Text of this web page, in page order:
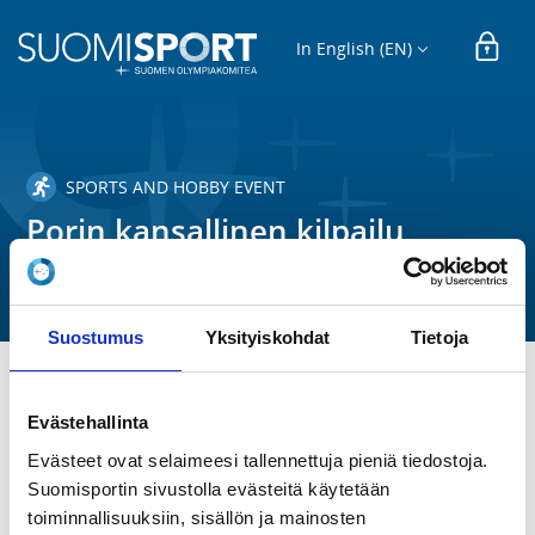
Suostumus Yksityiskohdat Tietoja
Evästehallinta
Evästeet ovat selaimeesi tallennettuja pieniä tiedostoja.
Suomisportin sivustolla evästeitä käytetään
toiminnallisuuksiin, sisällön ja mainosten
In English (EN)
SPORTS AND HOBBY EVENT
Porin kansallinen kilpailu
Puntti-Karhut r.y.
Sa 9.4.2022
LOCATION
Kuninkaanhaanaukio 12, 28130 Pori, Suomi